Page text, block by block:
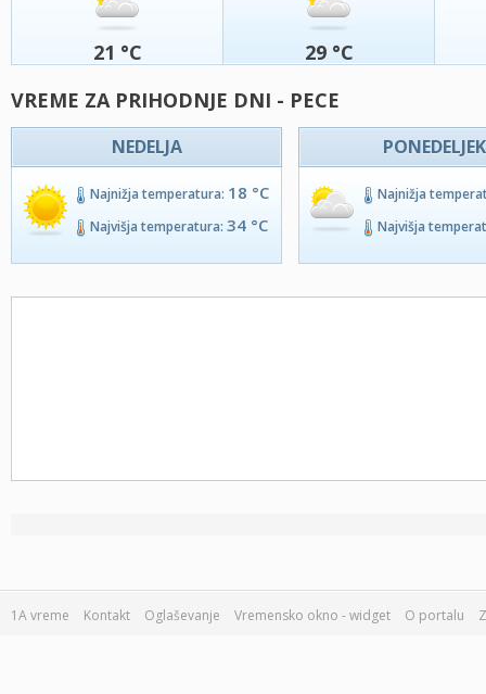
21 °C 29 °C
VREME ZA PRIHODNJE DNI - PECE
NEDELJA
Najnižja temperatura: 18 °C
Najvišja temperatura: 34 °C
PONEDELJEK
Najnižja
Najvišja
1A vreme Kontakt Oglaševanje Vremensko okno - widget O portalu